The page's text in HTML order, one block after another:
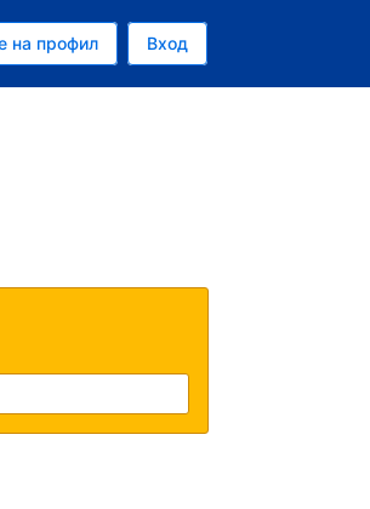
на профил Вход